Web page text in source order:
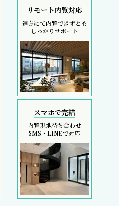
リモート内覧対応
遠方にて内覧できずとも
しっかりサポート
スマホで完結
内覧現地待ち合わせ
SMS・LINEで対応